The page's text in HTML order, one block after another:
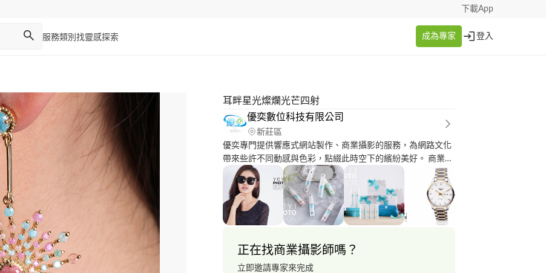
下載App
服務類別 找靈感探索 成為專家 登入
耳畔星光燦爛光芒四射
優奕數位科技有限公司
新莊區
優奕專門提供響應式網站製作、商業攝影的服務，為網路文化
帶來些許不同動感與色彩，點綴此時空下的繽紛美好。 商業攝
影:產品攝影、人物攝影、到府攝影、外拍攝影 作品
集:http://www.yoyi.ws/works_category/studio_work/ 公司網
址:http://www.yoyi.ws/
正在找商業攝影師嗎？
立即邀請專家來完成